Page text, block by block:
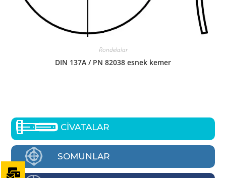
Rondelalar
DIN 137A / PN 82038 esnek kemer
CİVATALAR
SOMUNLAR